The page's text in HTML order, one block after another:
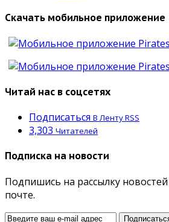
Скачать мобильное приложение
Читай нас в соцсетях
Подписаться В Ленту RSS
3,303 Читателей
Подписка на новости
Подпишись на рассылку
почте.